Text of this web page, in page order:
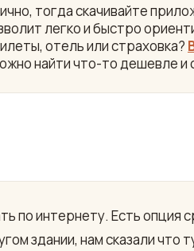
тогда скачивайте
легко и быстро
отель или страховка?
найти что-то дешевле и
по интернету. Есть
здании, нам сказали что